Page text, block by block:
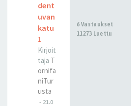
dent
uvan
katu
1
Kirjoit
taja T
ornifa
niTur
usta
- 21.0
6 Vastaukset
11273 Luettu